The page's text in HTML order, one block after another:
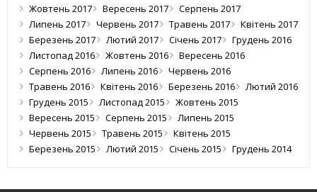
Жовтень 2017
Вересень 2017
Серпень 2017
Липень 2017
Червень 2017 Травень 2017
Квітень 2017
Березень 2017
Лютий 2017 Січень 2017
Грудень 2016
Листопад 2016
Жовтень 2016
Вересень 2016
Серпень 2016
Липень 2016
Червень 2016
Травень 2016
Квітень 2016 Березень 2016
Лютий 2016
Грудень 2015
Листопад 2015
Жовтень 2015
Вересень 2015
Серпень 2015
Липень 2015
Червень 2015
Травень 2015
Квітень 2015
Березень 2015
Лютий 2015 Січень 2015 Грудень 2014